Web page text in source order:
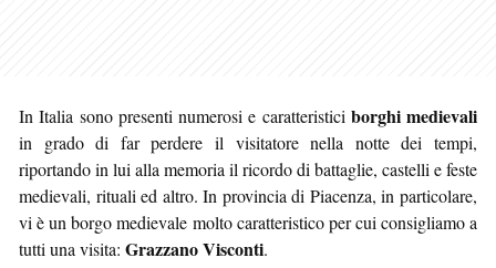
In Italia sono presenti numerosi e caratteristici borghi medievali
in grado di far perdere il visitatore nella notte dei tempi,
riportando in lui alla memoria il ricordo di battaglie, castelli e feste
medievali, rituali ed altro. In provincia di Piacenza, in particolare,
vi è un borgo medievale molto caratteristico per cui consigliamo a
tutti una visita: Grazzano Visconti.